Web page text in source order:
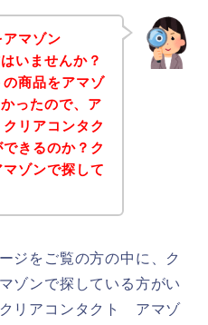
マゾン
いませんか？
商品をアマゾ
ったので、ア
リアコンタク
きるのか？ク
ゾンで探して
ジをご覧の方の中に、ク
ゾンで探している方がい
リアコンタクト アマゾ